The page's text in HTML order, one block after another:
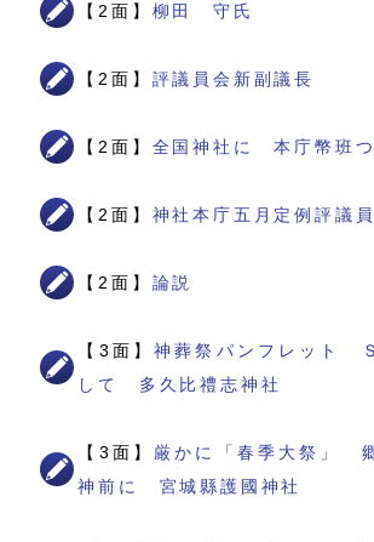
【2面】 柳田 守氏
【2面】 評議員会新副議長
【2面】 全国神社に 本庁幣班
【2面】 神社本庁五月定例評議
【2面】 論説
【3面】神葬祭パンフレット
して 多久比禮志神社
【3面】 厳かに「春季大祭」
神前に 宮城縣護國神社